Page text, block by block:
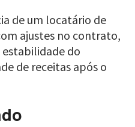
de um locatário de
ajustes no contrato,
do
de receitas após o